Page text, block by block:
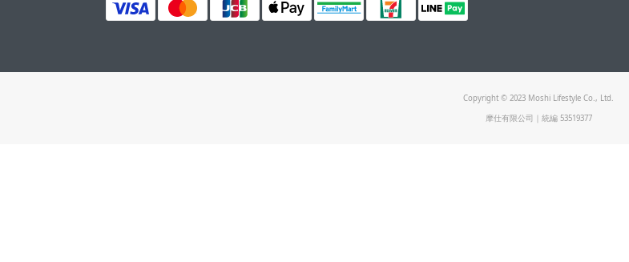
Copyright © 2023 Moshi Lifestyle Co., Ltd.
摩仕有限公司｜統編 53519377